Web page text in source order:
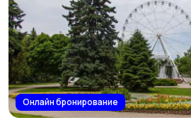
Онлайн бронирование